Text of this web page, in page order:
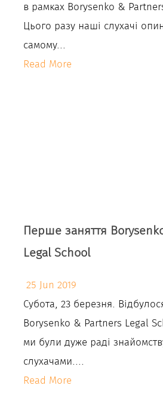
в рамках Borysenko &
Цього разу наші слухачі
самому...
Read More
Перше заняття
Legal School
25 Jun 2019
Субота, 23 березня.
Borysenko & Partners Legal
ми були дуже раді
слухачами....
Read More